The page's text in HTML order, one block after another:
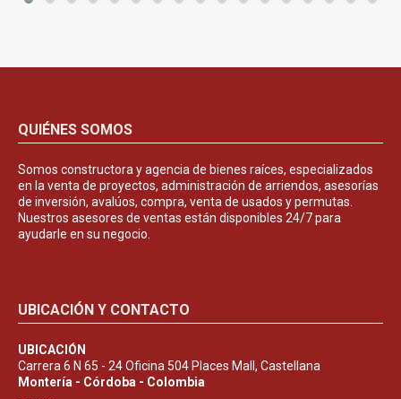
QUIÉNES SOMOS
Somos constructora y agencia de bienes raíces, especializados
en la venta de proyectos, administración de arriendos, asesorías
de inversión, avalúos, compra, venta de usados y permutas.
Nuestros asesores de ventas están disponibles 24/7 para
ayudarle en su negocio.
UBICACIÓN Y CONTACTO
UBICACIÓN
Carrera 6 N 65 - 24 Oficina 504 Places Mall, Castellana
Montería - Córdoba - Colombia